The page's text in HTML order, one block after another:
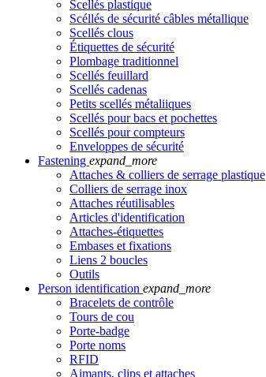
Scellés plastique
Scéllés de sécurité câbles métallique
Scellés clous
Étiquettes de sécurité
Plombage traditionnel
Scellés feuillard
Scellés cadenas
Petits scellés métaliiques
Scellés pour bacs et pochettes
Scellés pour compteurs
Enveloppes de sécurité
Fastening expand_more
Attaches & colliers de serrage plastique
Colliers de serrage inox
Attaches réutilisables
Articles d'identification
Attaches-étiquettes
Embases et fixations
Liens 2 boucles
Outils
Person identification expand_more
Bracelets de contrôle
Tours de cou
Porte-badge
Porte noms
RFID
Aimants, clips et attaches